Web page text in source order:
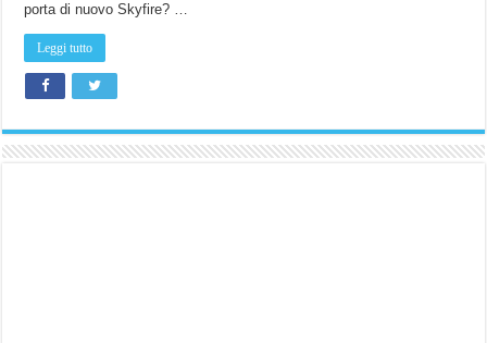
porta di nuovo Skyfire? …
Leggi tutto